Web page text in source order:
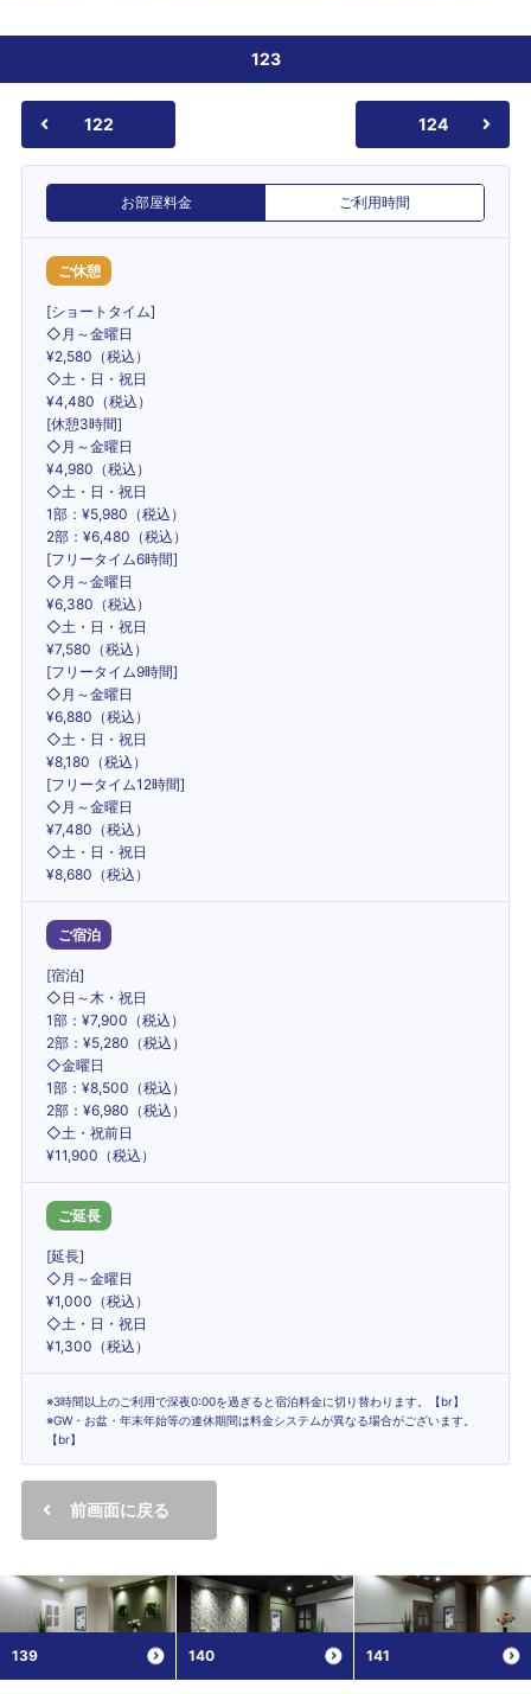
123
122 124
お部屋料金 ご利用時間
ご休憩
[ショートタイム]
◇月～金曜日
¥2,580（税込）
◇土・日・祝日
¥4,480（税込）
[休憩3時間]
◇月～金曜日
¥4,980（税込）
◇土・日・祝日
1部：¥5,980（税込）
2部：¥6,480（税込）
[フリータイム6時間]
◇月～金曜日
¥6,380（税込）
◇土・日・祝日
¥7,580（税込）
[フリータイム9時間]
◇月～金曜日
¥6,880（税込）
◇土・日・祝日
¥8,180（税込）
[フリータイム12時間]
◇月～金曜日
¥7,480（税込）
◇土・日・祝日
¥8,680（税込）
ご宿泊
[宿泊]
◇日～木・祝日
1部：¥7,900（税込）
2部：¥5,280（税込）
◇金曜日
1部：¥8,500（税込）
2部：¥6,980（税込）
◇土・祝前日
¥11,900（税込）
ご延長
[延長]
◇月～金曜日
¥1,000（税込）
◇土・日・祝日
¥1,300（税込）
※3時間以上のご利用で深夜0:00を過ぎると宿泊料金に切り替わります。【br】
※GW・お盆・年末年始等の連休期間は料金システムが異なる場合がございます。
【br】
前画面に戻る
139 140 141